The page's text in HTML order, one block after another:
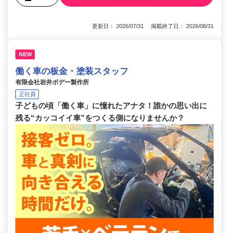
更新日： 2026/07/31 掲載終了日： 2026/08/31
NEW
働く車の板金・塗装スタッフ
有限会社岩井ボデー製作所
正社員
子どもの頃「働く車」に憧れたアナタ！誰かの思い出に
残る“カッコイイ車”をつくる側になりませんか？